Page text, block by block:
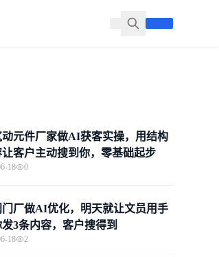
动元件厂家做AI获客实操，用结构
客户主动搜到你，零基础起步
18 0
门厂做AI优化，明天就让文员用手
3条内容，客户搜得到
18 2